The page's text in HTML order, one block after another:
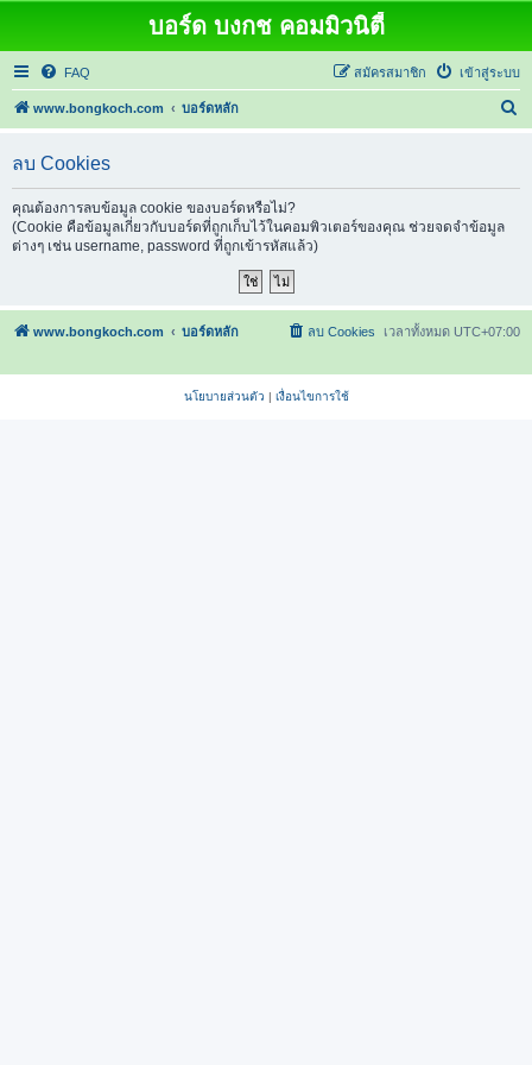
บอร์ด บงกช คอมมิวนิตี้
FAQ เข้าสู่ระบบ
สมัครสมาชิก
www.bongkoch.com บอร์ดหลัก
า
ลบ Cookies
คุณต้องการลบข้อมูล cookie ของบอร์ดหรือไม่?
(Cookie คือข้อมูลเกี่ยวกับบอร์ดที่ถูกเก็บไว้ในคอมพิวเตอร์ของคุณ ช่วยจดจำข้อมูล
ต่างๆ เช่น username, password ที่ถูกเข้ารหัสแล้ว)
www.bongkoch.com บอร์ดหลัก เวลาทั้งหมด UTC+07:00
ลบ Cookies
นโยบายส่วนตัว | เงื่อนไขการใช้